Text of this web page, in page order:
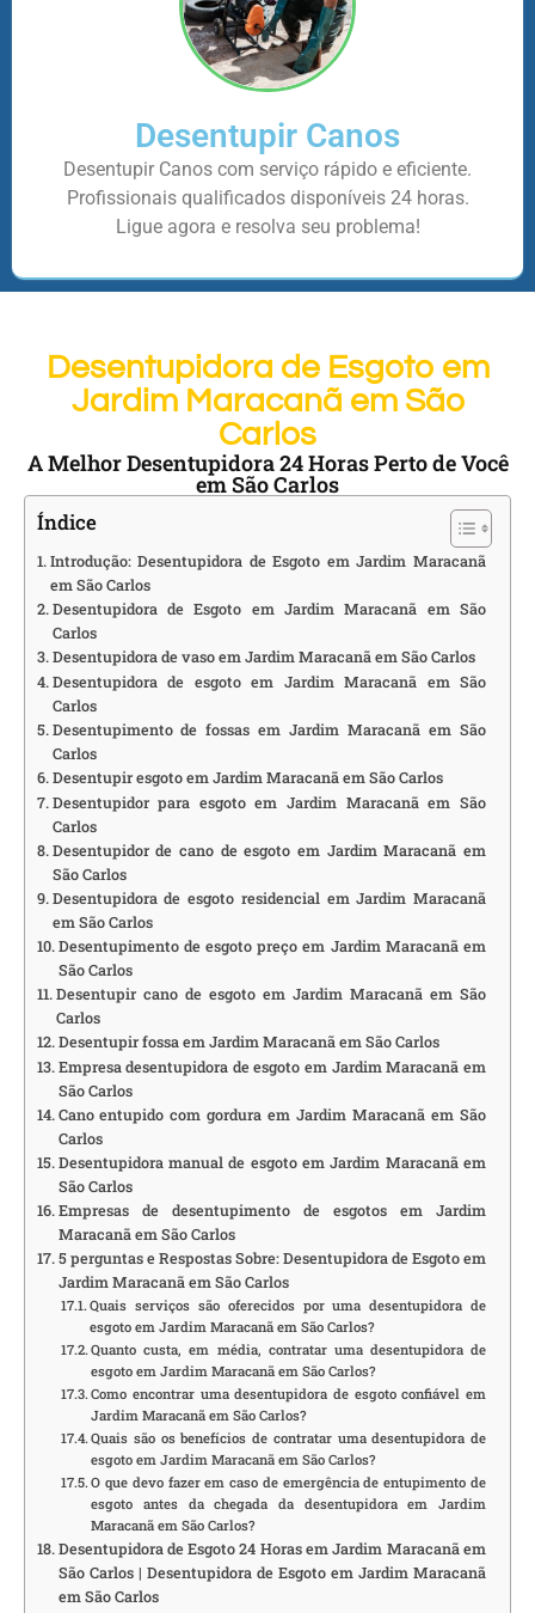
Desentupir Canos
Desentupir Canos com serviço rápido e eficiente.
Profissionais qualificados disponíveis 24 horas.
Ligue agora e resolva seu problema!
Desentupidora de Esgoto em
Jardim Maracanã em São
Carlos
A Melhor Desentupidora 24 Horas Perto de Você
em São Carlos
Índice
Introdução: Desentupidora de Esgoto em Jardim Maracanã
em São Carlos
Desentupidora de Esgoto em Jardim Maracanã em São
Carlos
Desentupidora de vaso em Jardim Maracanã em São Carlos
Desentupidora de esgoto em Jardim Maracanã em São
Carlos
Desentupimento de fossas em Jardim Maracanã em São
Carlos
Desentupir esgoto em Jardim Maracanã em São Carlos
Desentupidor para esgoto em Jardim Maracanã em São
Carlos
Desentupidor de cano de esgoto em Jardim Maracanã em
São Carlos
Desentupidora de esgoto residencial em Jardim Maracanã
em São Carlos
Desentupimento de esgoto preço em Jardim Maracanã em
São Carlos
Desentupir cano de esgoto em Jardim Maracanã em São
Carlos
Desentupir fossa em Jardim Maracanã em São Carlos
Empresa desentupidora de esgoto em Jardim Maracanã em
São Carlos
Cano entupido com gordura em Jardim Maracanã em São
Carlos
Desentupidora manual de esgoto em Jardim Maracanã em
São Carlos
Empresas de desentupimento de esgotos em Jardim
Maracanã em São Carlos
5 perguntas e Respostas Sobre: Desentupidora de Esgoto em
Jardim Maracanã em São Carlos
Quais serviços são oferecidos por uma desentupidora de
esgoto em Jardim Maracanã em São Carlos?
Quanto custa, em média, contratar uma desentupidora de
esgoto em Jardim Maracanã em São Carlos?
Como encontrar uma desentupidora de esgoto confiável em
Jardim Maracanã em São Carlos?
Quais são os benefícios de contratar uma desentupidora de
esgoto em Jardim Maracanã em São Carlos?
O que devo fazer em caso de emergência de entupimento de
esgoto antes da chegada da desentupidora em Jardim
Maracanã em São Carlos?
Desentupidora de Esgoto 24 Horas em Jardim Maracanã em
São Carlos | Desentupidora de Esgoto em Jardim Maracanã
em São Carlos